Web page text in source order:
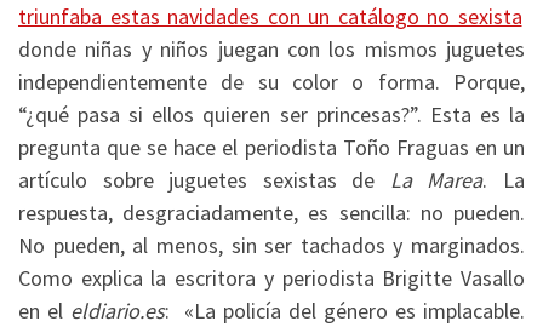
triunfaba estas navidades con un catálogo no sexista
donde niñas y niños juegan con los mismos juguetes
independientemente de su color o forma. Porque,
“¿qué pasa si ellos quieren ser princesas?”. Esta es la
pregunta que se hace el periodista Toño Fraguas en un
artículo sobre juguetes sexistas de La Marea. La
respuesta, desgraciadamente, es sencilla: no pueden.
No pueden, al menos, sin ser tachados y marginados.
Como explica la escritora y periodista Brigitte Vasallo
en el eldiario.es: «La policía del género es implacable.